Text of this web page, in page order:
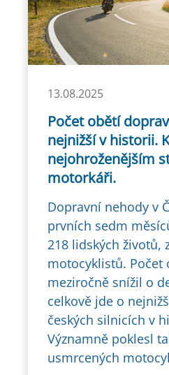
13.08.2025
Počet obětí
nejnižší v historii. K
nejohroženějším
motorkáři.
Dopravní nehody v
prvních sedm
218 lidských životů,
motocyklistů. Počet
meziročně snížil o
celkově jde o
českých silnicích v
Významně poklesl
usmrcených